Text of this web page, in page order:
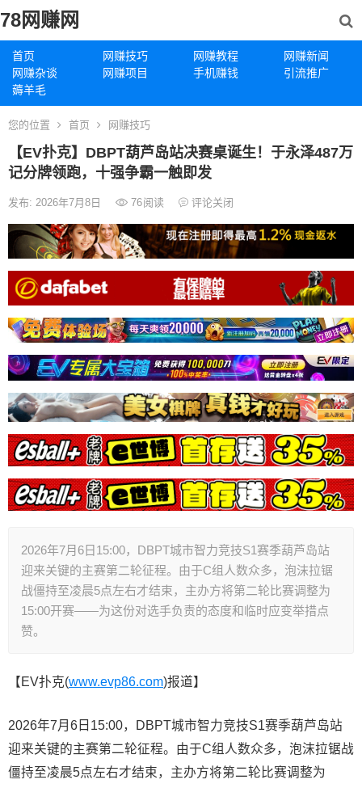
78网赚网
首页 网赚技巧 网赚教程
网赚新闻
网赚杂谈
网赚项目 手机赚钱
引流推广
薅羊毛
您的位置 首页 网赚技巧
【EV扑克】DBPT葫芦岛站决赛桌诞生！于永泽487万
记分牌领跑，十强争霸一触即发
发布: 2026年7月8日 76阅读 评论关闭
2026年7月6日15:00，DBPT城市智力竞技S1赛季葫芦岛站
迎来关键的主赛第二轮征程。由于C组人数众多，泡沫拉锯
战僵持至凌晨5点左右才结束，主办方将第二轮比赛调整为
15:00开赛——为这份对选手负责的态度和临时应变举措点
赞。
【EV扑克(www.evp86.com)报道】
2026年7月6日15:00，DBPT城市智力竞技S1赛季葫芦岛站
迎来关键的主赛第二轮征程。由于C组人数众多，泡沫拉锯战
僵持至凌晨5点左右才结束，主办方将第二轮比赛调整为